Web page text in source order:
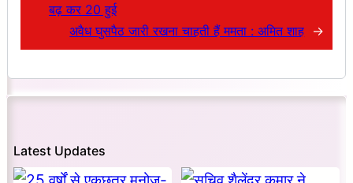
बढ़ कर 20 हुई
अवैध घुसपैठ जारी रखना चाहती हैं ममता : अमित शाह →
Latest Updates